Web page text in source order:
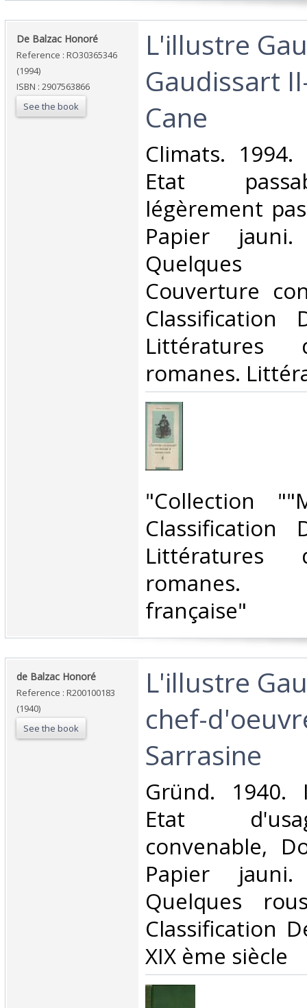
‎De Balzac Honoré‎
Reference : RO30365346
(1994)
ISBN : 2907563866
See the book
‎L'illustre
Gaudissart
Cane‎
‎Climats.
Etat
légèrement
Papier
Quelques
Couverture
Classification
Littératures
romanes.
‎"Collection
Classification
Littératures
romanes.
française"‎
‎de Balzac Honoré‎
Reference : R200100183
(1940)
See the book
‎L'illustre
chef-
Sarrasine‎
‎Gründ. 1940.
Etat
convenable,
Papier
Quelques
Classification
XIX ème siècle‎